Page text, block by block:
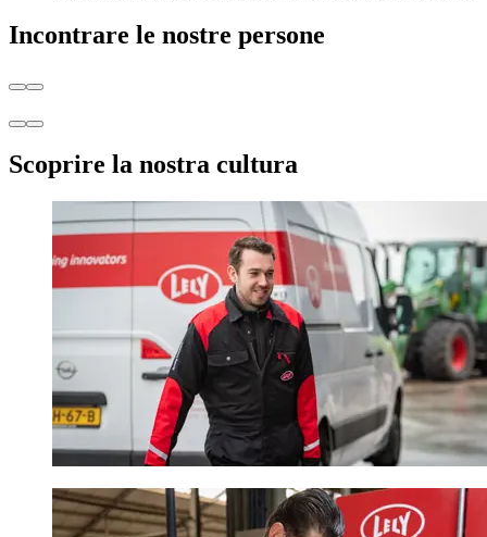
Incontrare le nostre persone
Scoprire la nostra cultura